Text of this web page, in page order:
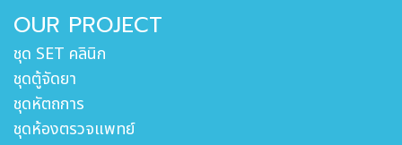
OUR PROJECT
ชุด SET คลินิก
ชุดตู้จัดยา
ชุดหัตถการ
ชุดห้องตรวจแพทย์